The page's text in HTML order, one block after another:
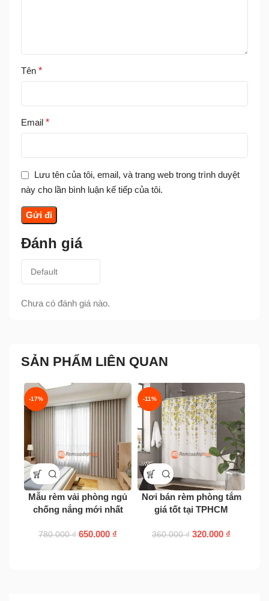
Đánh giá
Chưa có đánh giá nào.
Tên *
Email *
Lưu tên của tôi, email, và trang web trong trình duyệt
này cho lần bình luận kế tiếp của tôi.
SẢN PHẨM LIÊN QUAN
-17%
Mẫu rèm vải phòng ngủ
chống nắng mới nhất
780.000₫ 650.000 ₫
-11%
Nơi bán rèm phòng tắm
giá tốt tại TPHCM
360.000₫ 320.000 ₫